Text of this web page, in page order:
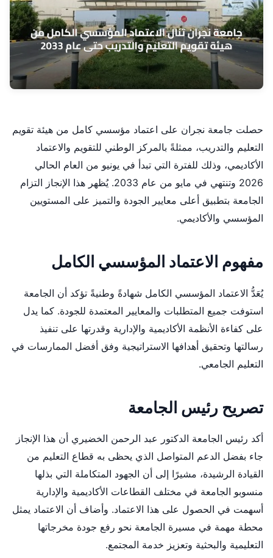
حصلت جامعة نجران على اعتماد مؤسسي كامل من هيئة تقويم
التعليم والتدريب، ممثلةً بالمركز الوطني للتقويم والاعتماد
الأكاديمي، وذلك للفترة التي تبدأ في يونيو من العام الحالي
2026 وتنتهي في مايو من عام 2033. يُظهر هذا الإنجاز التزام
الجامعة بتطبيق أعلى معايير الجودة والتميز على المستويين
المؤسسي والأكاديمي.
مفهوم الاعتماد المؤسسي الكامل
يُعَدُّ الاعتماد المؤسسي الكامل شهادةً وطنيةً تؤكد أن الجامعة
استوفت جميع المتطلبات والمعايير المعتمدة للجودة. كما يدل
على كفاءة الأنظمة الأكاديمية والإدارية وقدرتها على تنفيذ
رسالتها وتحقيق أهدافها الاستراتيجية وفق أفضل الممارسات في
التعليم الجامعي.
تصريح رئيس الجامعة
أكد رئيس الجامعة الدكتور عبد الرحمن الخضيري أن هذا الإنجاز
جاء بفضل الدعم المتواصل الذي يحظى به قطاع التعليم من
القيادة الرشيدة، مشيرًا إلى أن الجهود المتكاملة التي بذلها
منسوبو الجامعة في مختلف القطاعات الأكاديمية والإدارية
أسهمت في الحصول على هذا الاعتماد. وأضاف أن الاعتماد يمثل
محطة مهمة في مسيرة الجامعة نحو رفع جودة مخرجاتها
التعليمية والبحثية وتعزيز خدمة المجتمع.